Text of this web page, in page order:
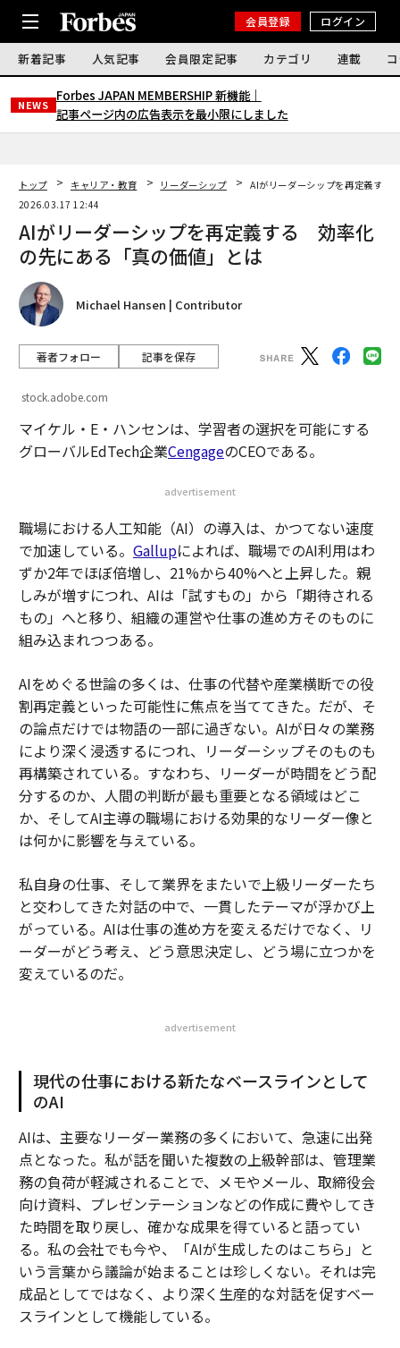
会員登録 ログイン
新着記事 人気記事 会員限定記事 カテゴリ 連載
NEWS
Forbes JAPAN MEMBERSHIP 新機能｜
記事ページ内の広告表示を最小限にしました
トップ キャリア・教育 リーダーシップ
AIがリーダーシップを再定義す
2026.03.17 12:44
AIがリーダーシップを再定義する 効率化
の先にある「真の価値」とは
Michael Hansen | Contributor
著者フォロー 記事を保存
stock.adobe.com
マイケル・E・ハンセンは、学習者の選択を可能にする
グローバルEdTech企業CengageのCEOである。
advertisement
職場における人工知能（AI）の導入は、かつてない速度
で加速している。 Gallupによれば、職場でのAI利用はわ
ずか2年でほぼ倍増し、21%から40%へと上昇した。親
しみが増すにつれ、AIは「試すもの」から「期待される
もの」へと移り、組織の運営や仕事の進め方そのものに
組み込まれつつある。
AIをめぐる世論の多くは、仕事の代替や産業横断での役
割再定義といった可能性に焦点を当ててきた。だが、そ
の論点だけでは物語の一部に過ぎない。AIが日々の業務
により深く浸透するにつれ、リーダーシップそのものも
再構築されている。すなわち、リーダーが時間をどう配
分するのか、人間の判断が最も重要となる領域はどこ
か、そしてAI主導の職場における効果的なリーダー像と
は何かに影響を与えている。
私自身の仕事、そして業界をまたいで上級リーダーたち
と交わしてきた対話の中で、一貫したテーマが浮かび上
がっている。AIは仕事の進め方を変えるだけでなく、リ
ーダーがどう考え、どう意思決定し、どう場に立つかを
変えているのだ。
advertisement
現代の仕事における新たなベースラインとして
のAI
AIは、主要なリーダー業務の多くにおいて、急速に出発
点となった。私が話を聞いた複数の上級幹部は、管理業
務の負荷が軽減されることで、メモやメール、取締役会
向け資料、プレゼンテーションなどの作成に費やしてき
た時間を取り戻し、確かな成果を得ていると語ってい
る。私の会社でも今や、「AIが生成したのはこちら」と
いう言葉から議論が始まることは珍しくない。それは完
成品としてではなく、より深く生産的な対話を促すベー
スラインとして機能している。